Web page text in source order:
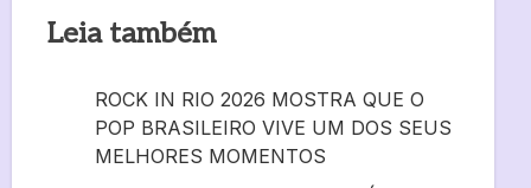
Leia também
ROCK IN RIO 2026 MOSTRA QUE O
POP BRASILEIRO VIVE UM DOS SEUS
MELHORES MOMENTOS